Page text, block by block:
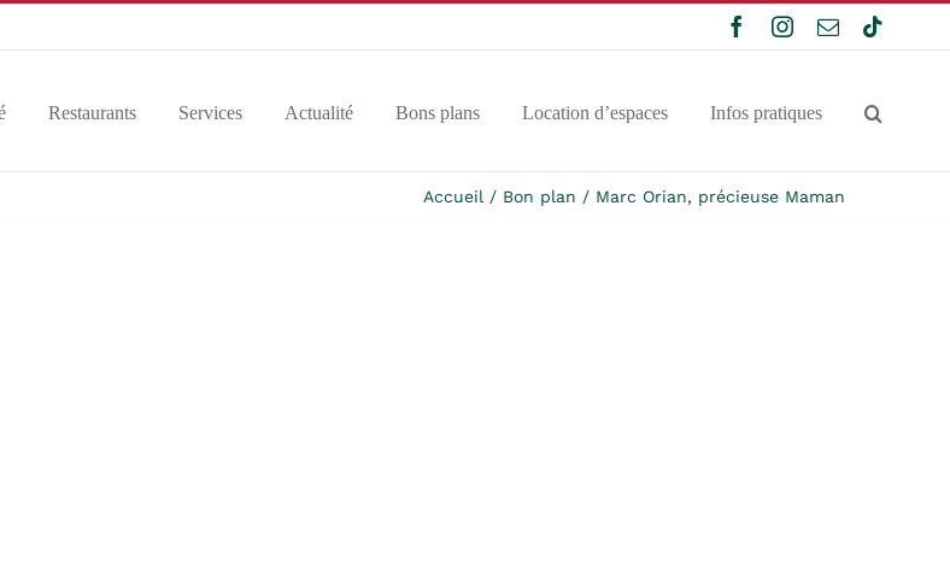
FacebookInstagram
EmailTiktok
Restaurants Services Actualité Bons plans Location d’espaces Infos pratiques
Accueil Bon plan Marc Orian, précieuse Maman